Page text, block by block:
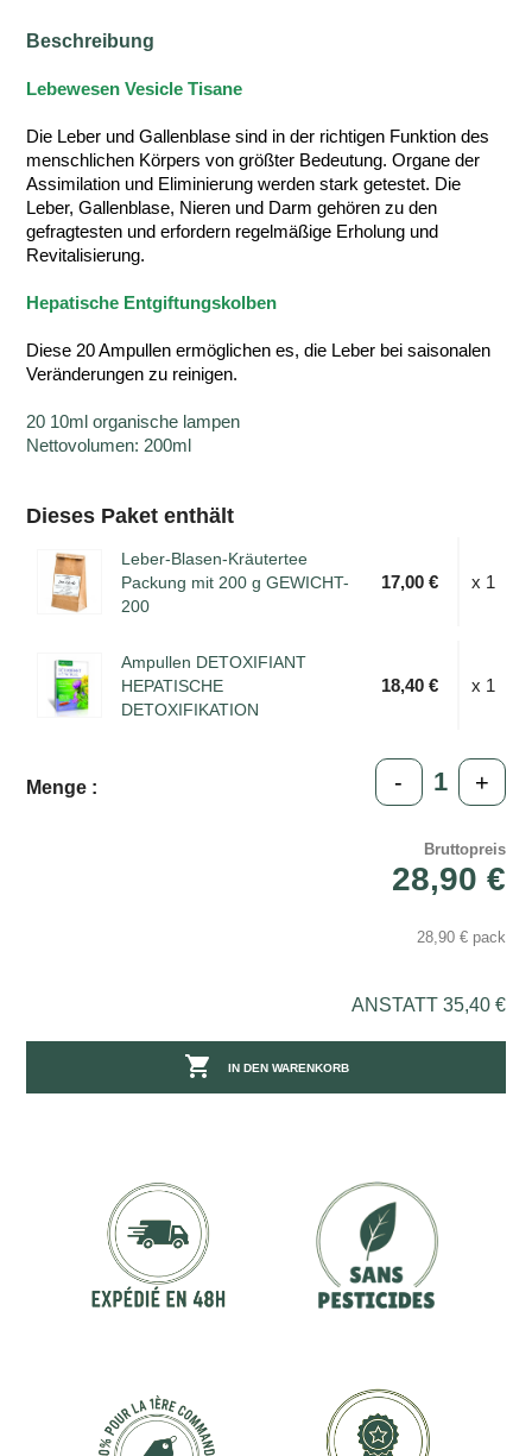
Beschreibung
Lebewesen Vesicle Tisane
Die Leber und Gallenblase sind in der richtigen Funktion des
menschlichen Körpers von größter Bedeutung. Organe der
Assimilation und Eliminierung werden stark getestet. Die
Leber, Gallenblase, Nieren und Darm gehören zu den
gefragtesten und erfordern regelmäßige Erholung und
Revitalisierung.
Hepatische Entgiftungskolben
Diese 20 Ampullen ermöglichen es, die Leber bei saisonalen
Veränderungen zu reinigen.
20 10ml organische lampen
Nettovolumen: 200ml
Dieses Paket enthält
Leber-Blasen-Kräutertee
Packung mit 200 g GEWICHT-
200
17,00 € x 1
Ampullen DETOXIFIANT
HEPATISCHE
DETOXIFIKATION
18,40 € x 1
Menge : - +
Bruttopreis
28,90 €
28,90 € pack
ANSTATT 35,40 €
 IN DEN WARENKORB